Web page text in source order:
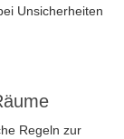
Unsicherheiten
Regeln zur